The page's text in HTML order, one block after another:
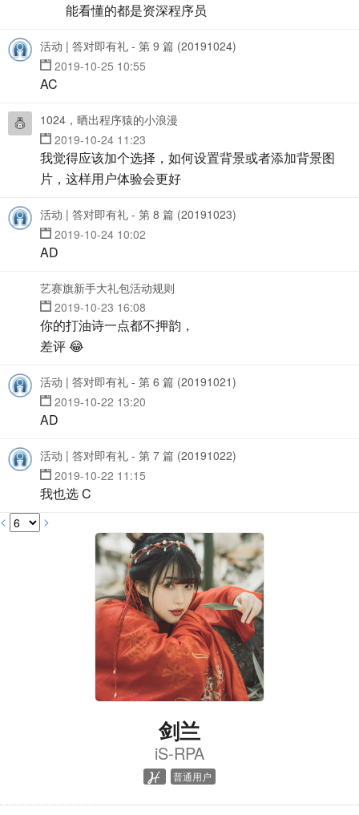
能看懂的都是资深程序员
活动 | 答对即有礼 - 第 9 篇 (20191024)
2019-10-25 10:55
AC
1024，晒出程序猿的小浪漫
2019-10-24 11:23
我觉得应该加个选择，如何设置背景或者添加背景图
片，这样用户体验会更好
活动 | 答对即有礼 - 第 8 篇 (20191023)
2019-10-24 10:02
AD
艺赛旗新手大礼包活动规则
2019-10-23 16:08
你的打油诗一点都不押韵，
差评 😂
活动 | 答对即有礼 - 第 6 篇 (20191021)
2019-10-22 13:20
AD
活动 | 答对即有礼 - 第 7 篇 (20191022)
2019-10-22 11:15
我也选 C
< >
剑兰
iS-RPA
普通用户